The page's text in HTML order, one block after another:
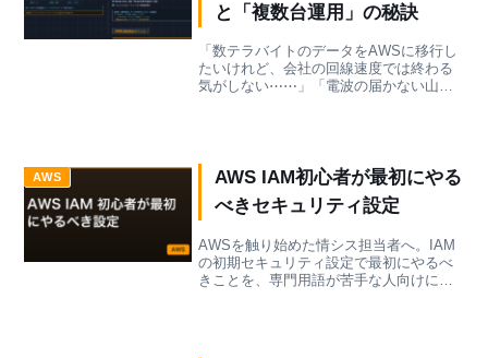
と「複数台運用」の秘訣
「数テラバイトのデータをAWSに移行し
たいけれど、会社の回線速度では終わる
気がしない⋯⋯」「電波の届かない山奥
AWS
AWS IAM初心者が最初にやる
べきセキュリティ設定
AWSを触り始めた情シス担当者へ。IAM
の初期セキュリティ設定で最初にやるべ
きことを、専門用語が苦手な人向けにや